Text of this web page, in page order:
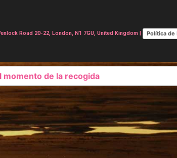
Road 20-22, London, N1 7GU, United Kingdom | Política de
momento de la recogida